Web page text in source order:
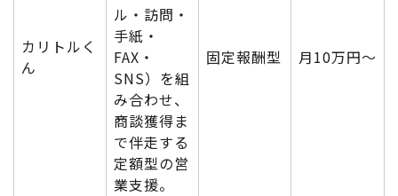
カリトルく
ん
ル・訪問・
手紙・
FAX・
SNS）を組
み合わせ、
商談獲得ま
で伴走する
定額型の営
業支援。
固定報酬型 月10万円〜